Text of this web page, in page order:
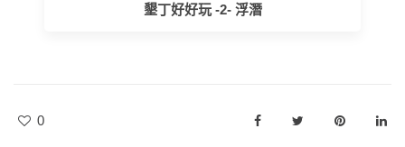
墾丁好好玩 -2- 浮潛
0